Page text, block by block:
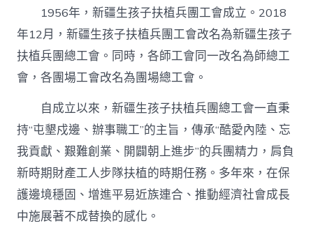
台
北
秀
傳
健
扶
植
兵
團
工
會：
為
譜
1956年，新疆生孩子扶植兵團工會成立。2018
年12月，新疆生孩子扶植兵團工會改名為新疆生孩子
扶植兵團總工會。同時，各師工會同一改名為師總工
會，各團場工會改名為團場總工會。
自成立以來，新疆生孩子扶植兵團總工會一直秉
持“屯墾戍邊、辦事職工”的主旨，傳承“酷愛內陸、忘
我貢獻、艱難創業、開闢朝上進步”的兵團精力，肩負
新時期財產工人步隊扶植的時期任務。多年來，在保
護邊境穩固、增進平易近族連合、推動經濟社會成長
中施展著不成替換的感化。